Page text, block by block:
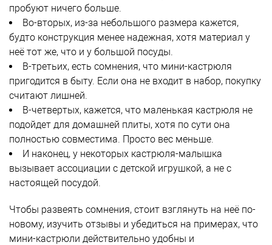
пробуют ничего больше.
Во-вторых, из-за небольшого размера кажется,
будто конструкция менее надежная, хотя материал у
неё тот же, что и у большой посуды.
В-третьих, есть сомнения, что мини-кастрюля
пригодится в быту. Если она не входит в набор, покупку
считают лишней.
В-четвертых, кажется, что маленькая кастрюля не
подойдет для домашней плиты, хотя по сути она
полностью совместима. Просто вес меньше.
И наконец, у некоторых кастрюля-малышка
вызывает ассоциации с детской игрушкой, а не с
настоящей посудой.
Чтобы развеять сомнения, стоит взглянуть на неё по-
новому, изучить отзывы и убедиться на примерах, что
мини-кастрюли действительно удобны и